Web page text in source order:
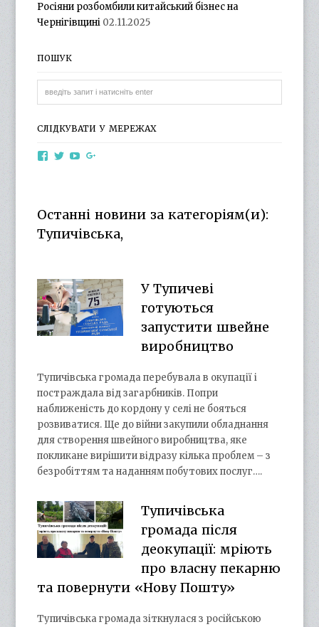
Росіяни розбомбили китайський бізнес на
Чернігівщині 02.11.2025
ПОШУК
СЛІДКУВАТИ У МЕРЕЖАХ
ViewViewView
YouTube
Останні новини за категоріям(и):
Тупичівська,
У Тупичеві
готуються
запустити швейне
виробництво
Тупичівська громада перебувала в окупації і
постраждала від загарбників. Попри
наближеність до кордону у селі не бояться
розвиватися. Ще до війни закупили обладнання
для створення швейного виробництва, яке
покликане вирішити відразу кілька проблем – з
безробіттям та наданням побутових послуг….
Тупичівська
громада після
деокупації: мріють
про власну пекарню
та повернути «Нову Пошту»
Тупичівська громада зіткнулася з російською